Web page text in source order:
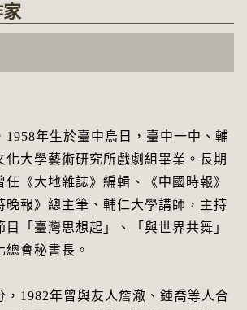
年生於臺中烏日，臺中一中、輔
化大學藝術研究所戲劇組畢業。長期
《大地雜誌》編輯、《中國時報》
晚報》總主筆、輔仁大學講師，主持
「臺灣思想起」、「與世界共舞」
會秘書長。
1982年曾與友人詹澈、鍾喬等人合